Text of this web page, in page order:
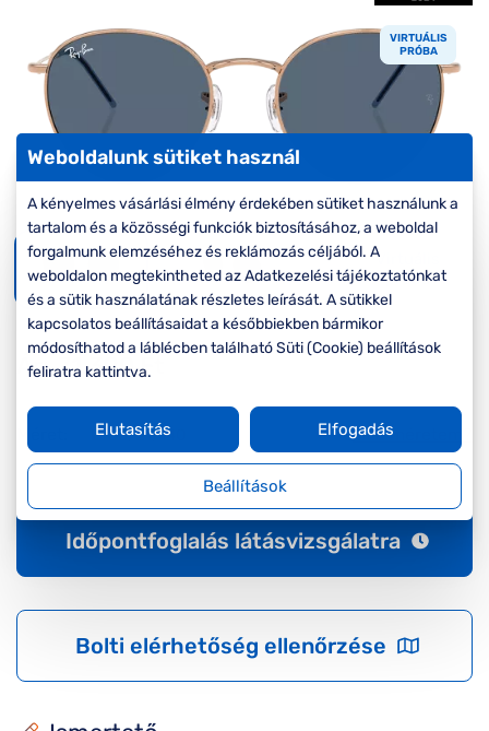
minden
szemüvegekre
Seen Belépőár
ajánlat
VIRTUÁLIS
PRÓBA
Virtuális
próba
Ár: 71.390 Ft
L 53/21/140 Mi a méretem?
Időpontfoglalás látásvizsgálatra
Bolti elérhetőség ellenőrzése
Weboldalunk sütiket használ
A kényelmes vásárlási élmény érdekében sütiket használunk a
tartalom és a közösségi funkciók biztosításához, a weboldal
forgalmunk elemzéséhez és reklámozás céljából. A
weboldalon megtekintheted az Adatkezelési tájékoztatónkat
és a sütik használatának részletes leírását. A sütikkel
kapcsolatos beállításaidat a későbbiekben bármikor
módosíthatod a láblécben található Süti (Cookie) beállítások
feliratra kattintva.
Beállítások
Elutasítás Elfogadás